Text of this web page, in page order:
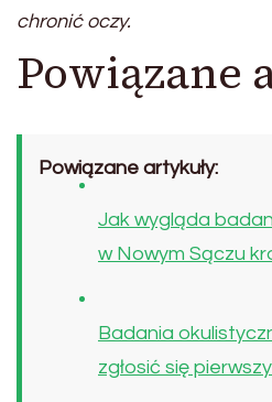
chronić oczy.
Powiązane
Powiązane artykuły:
Jak wygląda
w Nowym Sączu
Badania
zgłosić się